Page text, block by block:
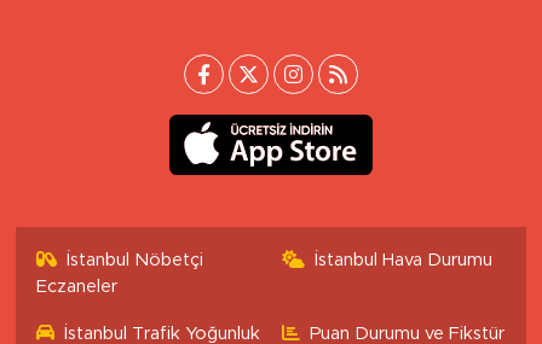
İstanbul Nöbetçi
Eczaneler
İstanbul Hava Durumu
İstanbul Trafik Yoğunluk
Puan Durumu ve Fikstür